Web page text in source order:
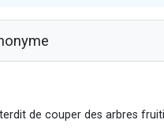
de couper des arbres